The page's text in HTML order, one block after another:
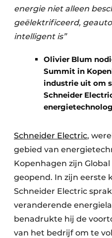
energie niet alleen
geëlektrificeerd,
intelligent is”
Olivier Blum
Summit in
industrie uit om
Schneider
Schneider Electric,
gebied van
Kopenhagen zijn
geopend. In zijn eerste
Schneider Electric
veranderende
benadrukte hij de
van het bedrijf om te